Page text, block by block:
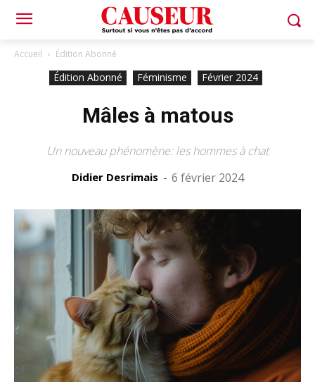
Accueil Édition Abonné
Édition Abonné Féminisme Février 2024
Mâles à matous
Un nouveau phénomène: les hommes à chat
Didier Desrimais - 6 février 2024